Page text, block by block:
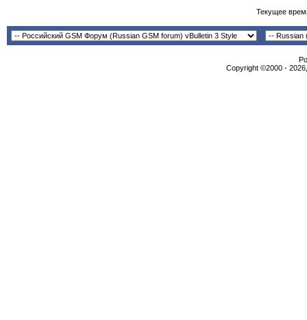
Текущее
Copyright ©2000 -